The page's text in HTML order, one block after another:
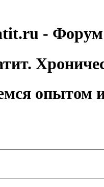
- Форум
опытом